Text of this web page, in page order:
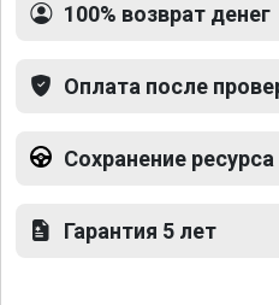
100% возврат денег
Оплата после
Сохранение ресурса
Гарантия 5 лет